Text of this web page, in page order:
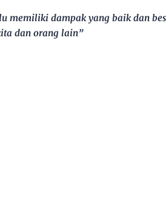
memiliki dampak yang baik dan
dan orang lain”